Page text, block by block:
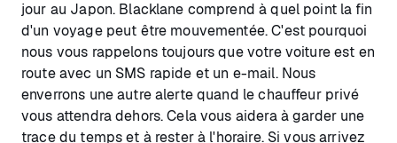
jour au Japon. Blacklane comprend à quel point la fin
d'un voyage peut être mouvementée. C'est pourquoi
nous vous rappelons toujours que votre voiture est en
route avec un SMS rapide et un e-mail. Nous
enverrons une autre alerte quand le chauffeur privé
vous attendra dehors. Cela vous aidera à garder une
trace du temps et à rester à l'horaire. Si vous arrivez